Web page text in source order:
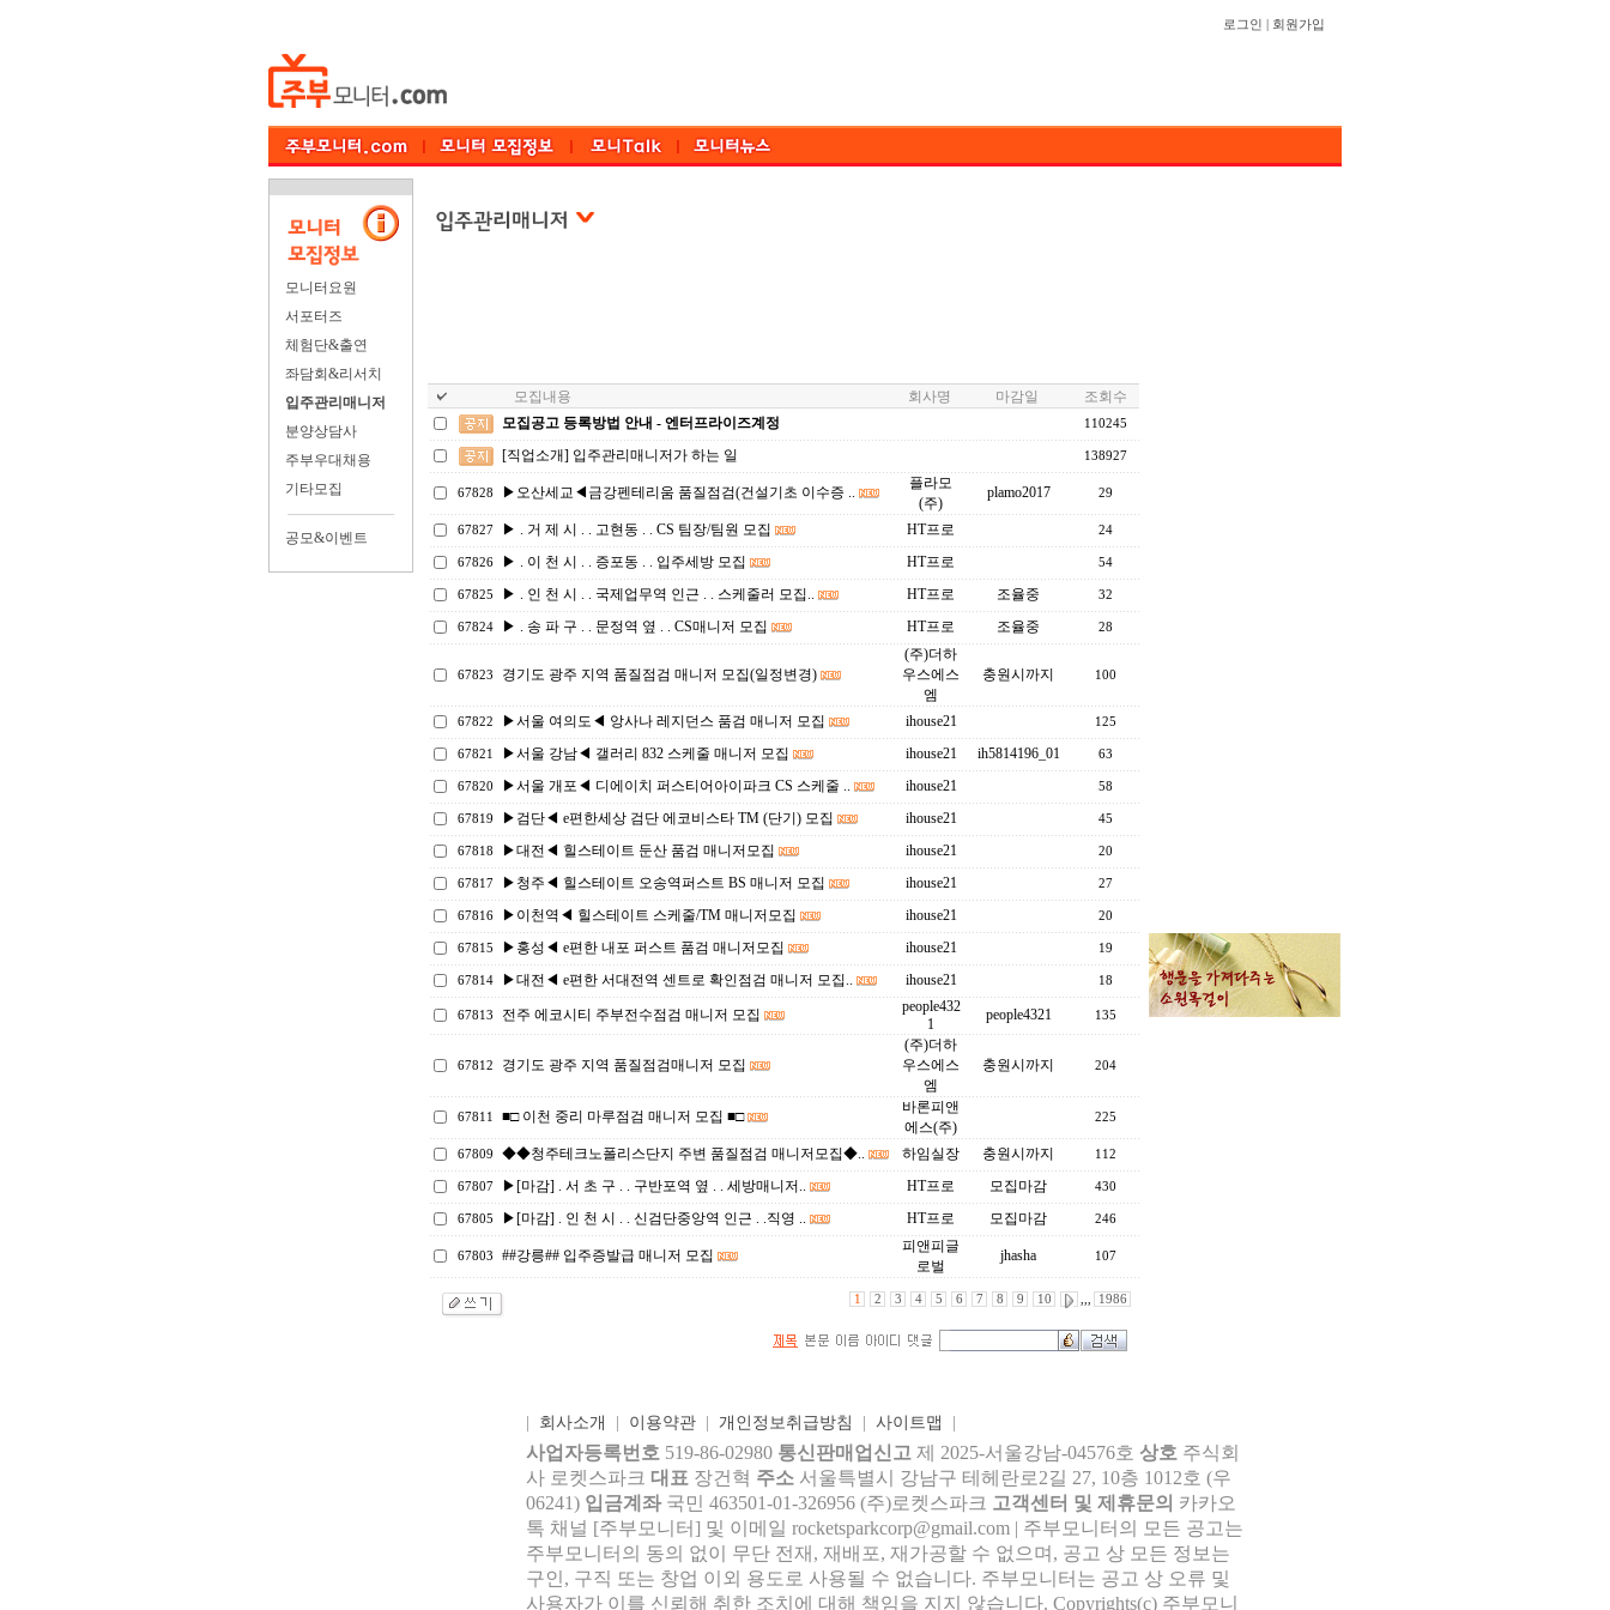
로그인 회원가입
모니터요원
서포터즈
체험단&출연
좌담회&리서치
입주관리매니저
분양상담사
주부우대채용
기타모집
공모&이벤트
모집내용 회사명 마감일
조회수
모집공고 등록방법 안내 - 엔터프라이즈계정
110245
[직업소개] 입주관리매니저가 하는 일 138927
67828 ▶오산세교◀금강펜테리움 품질점검(건설기초 이수증 ..
플라모
(주)
plamo2017 29
67827 ▶ . 거 제 시 . . 고현동 . . CS 팀장/팀원 모집 HT프로 24
67826 ▶ . 이 천 시 . . 증포동 . . 입주세방 모집 HT프로 54
67825 ▶ . 인 천 시 . . 국제업무역 인근 . . 스케줄러 모집.. HT프로 조율중 32
67824 ▶ . 송 파 구 . . 문정역 옆 . . CS매니저 모집 HT프로 조율중 28
67823 경기도 광주 지역 품질점검 매니저 모집(일정변경)
(주)더하
우스에스
엠
충원시까지 100
67822 ▶서울 여의도◀ 앙사나 레지던스 품검 매니저 모집 ihouse21 125
67821 ▶서울 강남◀ 갤러리 832 스케줄 매니저 모집 ihouse21 ih5814196_01 63
67820 ▶서울 개포◀ 디에이치 퍼스티어아이파크 CS 스케줄 .. ihouse21 58
67819 ▶검단◀ e편한세상 검단 에코비스타 TM (단기) 모집 ihouse21 45
67818 ▶대전◀ 힐스테이트 둔산 품검 매니저모집 ihouse21 20
67817 ▶청주◀ 힐스테이트 오송역퍼스트 BS 매니저 모집 ihouse21 27
67816 ▶이천역◀ 힐스테이트 스케줄/TM 매니저모집 ihouse21 20
67815 ▶홍성◀ e편한 내포 퍼스트 품검 매니저모집 ihouse21 19
67814 ▶대전◀ e편한 서대전역 센트로 확인점검 매니저 모집.. ihouse21 18
67813 전주 에코시티 주부전수점검 매니저 모집
people432
1
people4321 135
67812 경기도 광주 지역 품질점검매니저 모집
(주)더하
우스에스
엠
충원시까지 204
67811 ■□ 이천 중리 마루점검 매니저 모집 ■□
바론피앤
에스(주)
225
67809 ◆◆청주테크노폴리스단지 주변 품질점검 매니저모집◆.. 하임실장 충원시까지 112
67807 ▶[마감] . 서 초 구 . . 구반포역 옆 . . 세방매니저.. HT프로 모집마감 430
67805 ▶[마감] . 인 천 시 . . 신검단중앙역 인근 . .직영 .. HT프로 모집마감 246
67803 ##강릉## 입주증발급 매니저 모집
피앤피글
로벌
jhasha 107
1 2 3 4 5 6 7 8 9 10 ,,, 1986
회사소개 이용약관| 개인정보취급방침 사이트맵
사업자등록번호 519-86-02980 통신판매업신고 제 2025-서울강남-04576호 상호 주식회
사 로켓스파크 대표 장건혁 주소 서울특별시 강남구 테헤란로2길 27, 10층 1012호 (우
06241) 입금계좌 국민 463501-01-326956 (주)로켓스파크 고객센터 및 제휴문의 카카오
톡 채널 [주부모니터] 및 이메일 rocketsparkcorp@gmail.com | 주부모니터의 모든 공고는
주부모니터의 동의 없이 무단 전재, 재배포, 재가공할 수 없으며, 공고 상 모든 정보는
구인, 구직 또는 창업 이외 용도로 사용될 수 없습니다. 주부모니터는 공고 상 오류 및
사용자가 이를 신뢰해 취한 조치에 대해 책임을 지지 않습니다. Copyrights(c) 주부모니